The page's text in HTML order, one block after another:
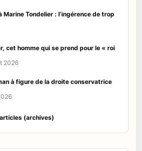
Marine Tondelier : l’ingérence de trop
cet homme qui se prend pour le « roi
2026
à figure de la droite conservatrice
(archives)